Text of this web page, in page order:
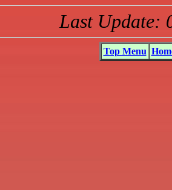
Last Update:
Top Menu